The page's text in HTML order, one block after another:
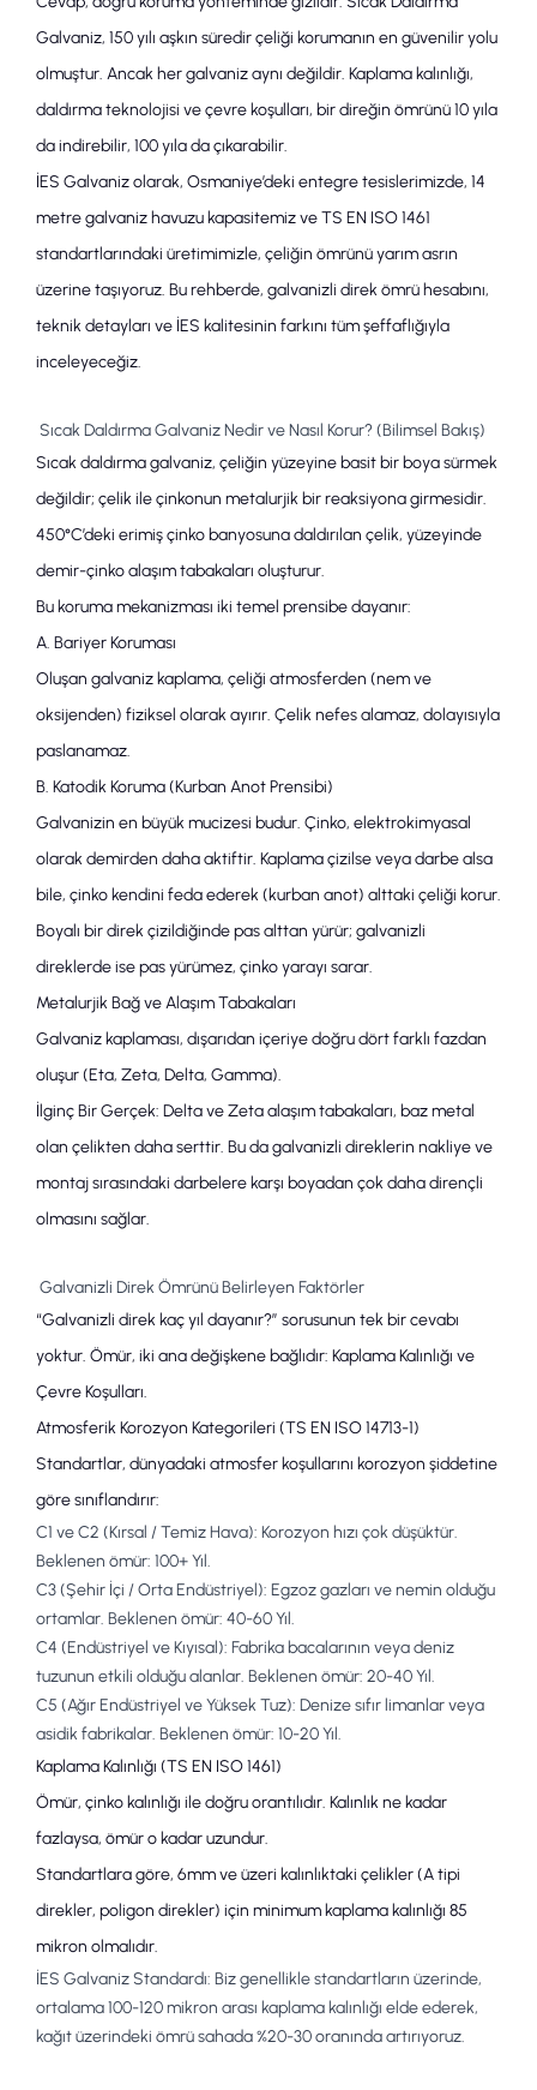
Galvaniz, 150 yılı aşkın süredir çeliği korumanın en güvenilir yolu
olmuştur. Ancak her galvaniz aynı değildir. Kaplama kalınlığı,
daldırma teknolojisi ve çevre koşulları, bir direğin ömrünü 10 yıla
da indirebilir, 100 yıla da çıkarabilir.
İES Galvanizolarak, Osmaniye’deki entegre tesislerimizde, 14
metre galvaniz havuzu kapasitemiz veTS EN ISO 1461
standartlarındaki üretimimizle, çeliğin ömrünü yarım asrın
üzerine taşıyoruz. Bu rehberde, galvanizli direk ömrü hesabını,
teknik detayları ve İES kalitesinin farkını tüm şeffaflığıyla
inceleyeceğiz.
Sıcak Daldırma Galvaniz Nedir ve Nasıl Korur? (Bilimsel Bakış)
Sıcak daldırma galvaniz, çeliğin yüzeyine basit bir boya sürmek
değildir; çelik ile çinkonun metalurjik bir reaksiyona girmesidir.
450°C’deki erimiş çinko banyosuna daldırılan çelik, yüzeyinde
demir-çinko alaşım tabakaları oluşturur.
Bu koruma mekanizması iki temel prensibe dayanır:
A. Bariyer Koruması
Oluşan galvaniz kaplama, çeliği atmosferden (nem ve
oksijenden) fiziksel olarak ayırır. Çelik nefes alamaz, dolayısıyla
paslanamaz.
B. Katodik Koruma (Kurban Anot Prensibi)
Galvanizin en büyük mucizesi budur. Çinko, elektrokimyasal
olarak demirden daha aktiftir. Kaplama çizilse veya darbe alsa
bile, çinko kendini feda ederek (kurban anot) alttaki çeliği korur.
Boyalı bir direk çizildiğinde pas alttan yürür; galvanizli
direklerde ise pas yürümez, çinko yarayı sarar.
Metalurjik Bağ ve Alaşım Tabakaları
Galvaniz kaplaması, dışarıdan içeriye doğru dört farklı fazdan
oluşur (Eta, Zeta, Delta, Gamma).
İlginç Bir Gerçek: Delta ve Zeta alaşım tabakaları, baz metal
olan çelikten daha serttir. Bu dagalvanizli direklerin nakliye ve
montaj sırasındaki darbelere karşı boyadan çok daha dirençli
olmasını sağlar.
Galvanizli Direk Ömrünü Belirleyen Faktörler
“Galvanizli direk kaç yıl dayanır?” sorusunun tek bir cevabı
yoktur. Ömür, iki ana değişkene bağlıdır: Kaplama Kalınlığı ve
Çevre Koşulları.
Atmosferik Korozyon Kategorileri (TS EN ISO 14713-1)
Standartlar, dünyadaki atmosfer koşullarını korozyon şiddetine
göre sınıflandırır:
C1 ve C2 (Kırsal / Temiz Hava): Korozyon hızı çok düşüktür.
Beklenen ömür: 100+ Yıl.
C3 (Şehir İçi / Orta Endüstriyel): Egzoz gazları ve nemin olduğu
ortamlar. Beklenen ömür: 40-60 Yıl.
C4 (Endüstriyel ve Kıyısal): Fabrika bacalarının veya deniz
tuzunun etkili olduğu alanlar. Beklenen ömür: 20-40 Yıl.
C5 (Ağır Endüstriyel ve Yüksek Tuz): Denize sıfır limanlar veya
asidik fabrikalar. Beklenen ömür: 10-20 Yıl.
Kaplama Kalınlığı (TS EN ISO 1461)
Ömür, çinko kalınlığı ile doğru orantılıdır. Kalınlık ne kadar
fazlaysa, ömür o kadar uzundur.
Standartlara göre, 6mm ve üzeri kalınlıktaki çelikler (A tipi
direkler, poligon direkler) için minimum kaplama kalınlığı 85
mikron olmalıdır.
İES Galvaniz Standardı: Biz genellikle standartların üzerinde,
ortalama100-120 mikron arası kaplama kalınlığı elde ederek,
kağıt üzerindeki ömrü sahada %20-30 oranında artırıyoruz.